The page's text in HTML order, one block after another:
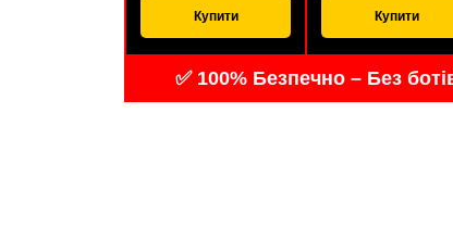
Купити Купити
✅ 100% Безпечно – Без